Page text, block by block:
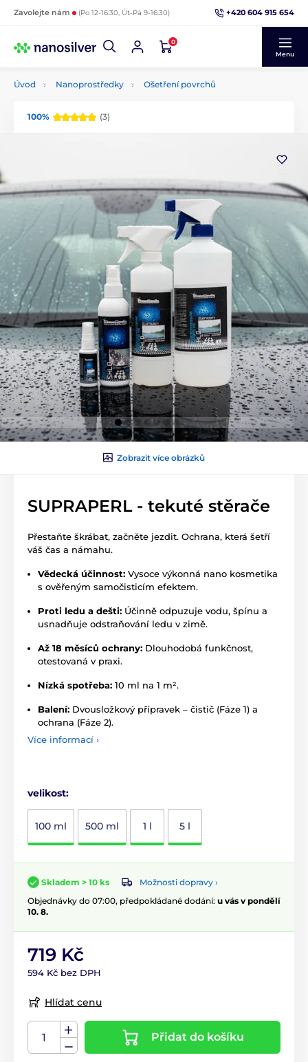
Zavolejte nám (Po 12-16:30, Út-Pá 9-16:30) +420 604 915 654
0
Menu
Úvod Nanoprostředky Ošetření povrchů
100% (3)
Zobrazit více obrázků
SUPRAPERL - tekuté stěrače
Přestaňte škrábat, začněte jezdit. Ochrana, která šetří
váš čas a námahu.
Vědecká účinnost: Vysoce výkonná nano kosmetika
s ověřeným samočisticím efektem.
Proti ledu a dešti: Účinně odpuzuje vodu, špínu a
usnadňuje odstraňování ledu v zimě.
Až 18 měsíců ochrany: Dlouhodobá funkčnost,
otestovaná v praxi.
Nízká spotřeba: 10 ml na 1 m².
Balení: Dvousložkový přípravek – čistič (Fáze 1) a
ochrana (Fáze 2).
Více informací ›
velikost:
100 ml 500 ml 1 l 5 l
Skladem > 10 ks
Možnosti dopravy ›
Objednávky do 07:00, předpokládané dodání: u vás v pondělí
10. 8.
719 Kč
594 Kč bez DPH
Hlídat cenu
Přidat do košíku